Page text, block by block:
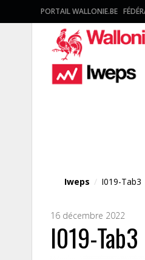
PORTAIL WALLONIE.BE
Iweps / I019-Tab3
16 décembre 2022
I019-Tab3